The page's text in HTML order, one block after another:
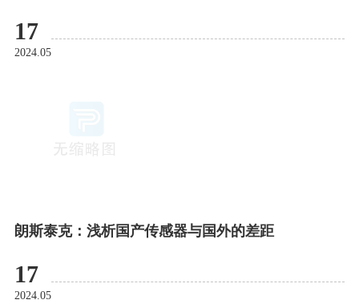
17
2024.05
朗斯泰克：浅析国产传感器与国外的差距
17
2024.05